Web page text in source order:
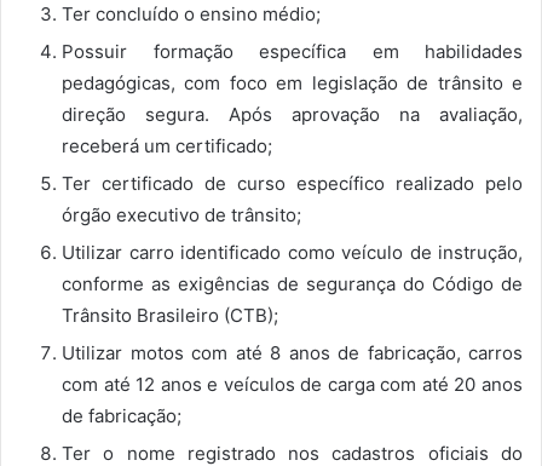
Ter concluído o ensino médio;
Possuir formação específica em habilidades
pedagógicas, com foco em legislação de trânsito e
direção segura. Após aprovação na avaliação,
receberá um certificado;
Ter certificado de curso específico realizado pelo
órgão executivo de trânsito;
Utilizar carro identificado como veículo de instrução,
conforme as exigências de segurança do Código de
Trânsito Brasileiro (CTB);
Utilizar motos com até 8 anos de fabricação, carros
com até 12 anos e veículos de carga com até 20 anos
de fabricação;
Ter o nome registrado nos cadastros oficiais do